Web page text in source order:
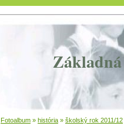
Základná
Fotoalbum » história » školský rok 2011/12